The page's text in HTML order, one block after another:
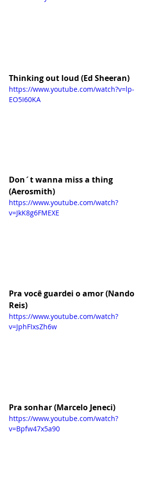
Thinking out loud (Ed Sheeran)
https://www.youtube.com/watch?v=lp-
EO5I60KA
Don´t wanna miss a thing
(Aerosmith)
https://www.youtube.com/watch?
v=JkK8g6FMEXE
Pra você guardei o amor (Nando
Reis)
https://www.youtube.com/watch?
v=JphFIxsZh6w
Pra sonhar (Marcelo Jeneci)
https://www.youtube.com/watch?
v=Bpfw47x5a90